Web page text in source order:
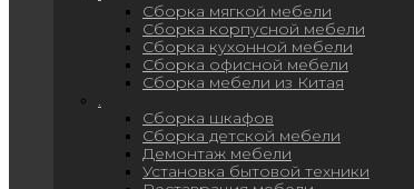
Сборка мягкой мебели
Сборка корпусной мебели
Сборка кухонной мебели
Сборка офисной мебели
Сборка мебели из Китая
Сборка шкафов
Сборка детской мебели
Демонтаж мебели
Установка бытовой техники